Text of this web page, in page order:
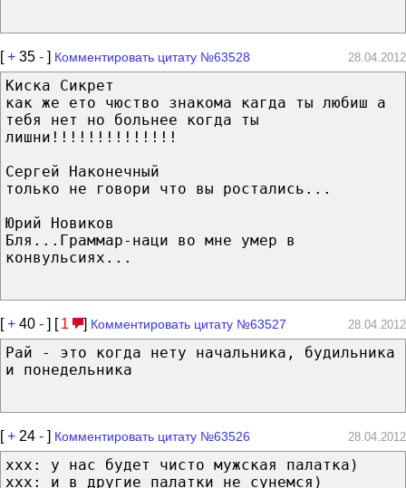
[+ 35 - ] Комментировать цитату №63528 28.04.2012
Киска Сикрет
как же ето чюство знакома кагда ты любиш а
тебя нет но больнее когда ты
лишни!!!!!!!!!!!!!!
Сергей Наконечный
только не говори что вы ростались...
Юрий Новиков
Бля...Граммар-наци во мне умер в
конвульсиях...
[+ 40 - ] [ 1 ] Комментировать цитату №63527 28.04.2012
Рай - это когда нету начальника, будильника
и понедельника
[+ 24 - ] Комментировать цитату №63526 28.04.2012
ххх: у нас будет чисто мужская палатка)
ххх: и в другие палатки не сунемся)